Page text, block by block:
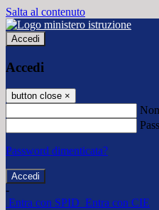
Salta al contenuto
Accedi
Accedi
button close ×
Password dimenticata?
-
Entra con SPID Entra con CIE